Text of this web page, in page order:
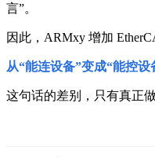
言”。
因此，ARMxy 增加
从“能连设备”变成“能控设
这句话的差别，只有真正